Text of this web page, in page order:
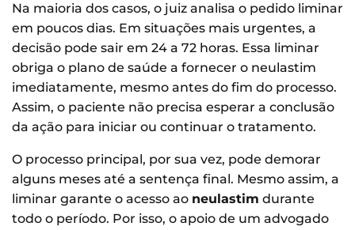
Na maioria dos casos, o juiz analisa o pedido liminar
em poucos dias. Em situações mais urgentes, a
decisão pode sair em 24 a 72 horas. Essa liminar
obriga o plano de saúde a fornecer o neulastim
imediatamente, mesmo antes do fim do processo.
Assim, o paciente não precisa esperar a conclusão
da ação para iniciar ou continuar o tratamento.
O processo principal, por sua vez, pode demorar
alguns meses até a sentença final. Mesmo assim, a
liminar garante o acesso ao neulastim durante
todo o período. Por isso, o apoio de um advogado